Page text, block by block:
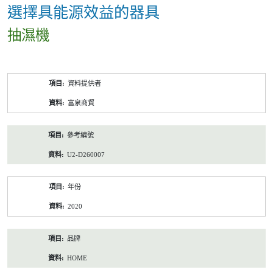
選擇具能源效益的器具
抽濕機
資料提供者
富泉商貿
參考編號
U2-D260007
年份
2020
品牌
HOME